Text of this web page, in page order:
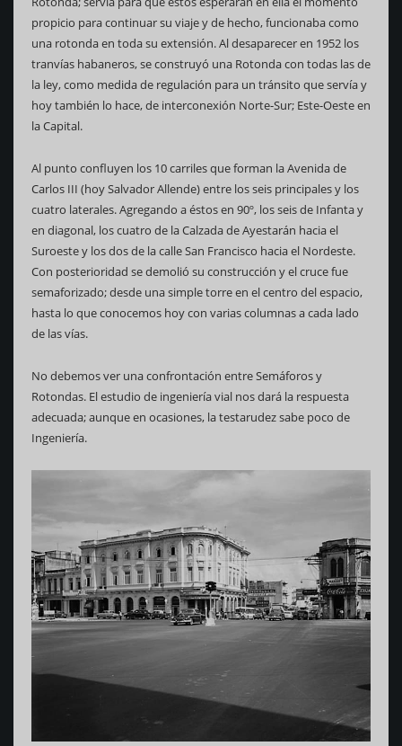
propicio para continuar su viaje y de hecho, funcionaba como
una rotonda en toda su extensión. Al desaparecer en 1952 los
tranvías habaneros, se construyó una Rotonda con todas las de
la ley, como medida de regulación para un tránsito que servía y
hoy también lo hace, de interconexión Norte-Sur; Este-Oeste en
la Capital.
Al punto confluyen los 10 carriles que forman la Avenida de
Carlos III (hoy Salvador Allende) entre los seis principales y los
cuatro laterales. Agregando a éstos en 90º, los seis de Infanta y
en diagonal, los cuatro de la Calzada de Ayestarán hacia el
Suroeste y los dos de la calle San Francisco hacia el Nordeste.
Con posterioridad se demolió su construcción y el cruce fue
semaforizado; desde una simple torre en el centro del espacio,
hasta lo que conocemos hoy con varias columnas a cada lado
de las vías.
No debemos ver una confrontación entre Semáforos y
Rotondas. El estudio de ingeniería vial nos dará la respuesta
adecuada; aunque en ocasiones, la testarudez sabe poco de
Ingeniería.